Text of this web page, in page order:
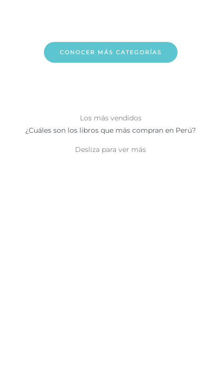
CONOCER MÁS CATEGORÍAS
Los más vendidos
¿Cuáles son los libros que más compran en Perú?
Desliza para ver más